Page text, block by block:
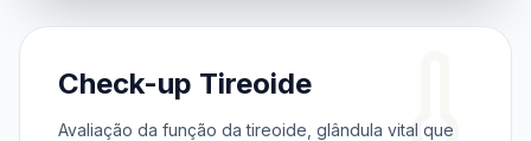
Check-up Tireoide
Avaliação da função da tireoide, glândula vital que